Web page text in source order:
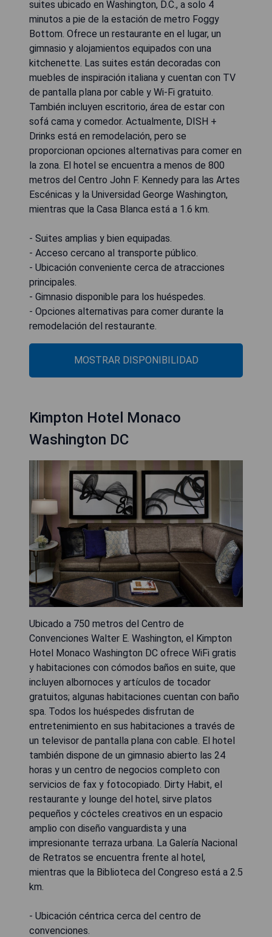
suites ubicado en Washington, D.C., a solo 4
minutos a pie de la estación de metro Foggy
Bottom. Ofrece un restaurante en el lugar, un
gimnasio y alojamientos equipados con una
kitchenette. Las suites están decoradas con
muebles de inspiración italiana y cuentan con TV
de pantalla plana por cable y Wi-Fi gratuito.
También incluyen escritorio, área de estar con
sofá cama y comedor. Actualmente, DISH +
Drinks está en remodelación, pero se
proporcionan opciones alternativas para comer en
la zona. El hotel se encuentra a menos de 800
metros del Centro John F. Kennedy para las Artes
Escénicas y la Universidad George Washington,
mientras que la Casa Blanca está a 1.6 km.
- Suites amplias y bien equipadas.
- Acceso cercano al transporte público.
- Ubicación conveniente cerca de atracciones
principales.
- Gimnasio disponible para los huéspedes.
- Opciones alternativas para comer durante la
remodelación del restaurante.
MOSTRAR DISPONIBILIDAD
Kimpton Hotel Monaco
Washington DC
Ubicado a 750 metros del Centro de
Convenciones Walter E. Washington, el Kimpton
Hotel Monaco Washington DC ofrece WiFi gratis
y habitaciones con cómodos baños en suite, que
incluyen albornoces y artículos de tocador
gratuitos; algunas habitaciones cuentan con baño
spa. Todos los huéspedes disfrutan de
entretenimiento en sus habitaciones a través de
un televisor de pantalla plana con cable. El hotel
también dispone de un gimnasio abierto las 24
horas y un centro de negocios completo con
servicios de fax y fotocopiado. Dirty Habit, el
restaurante y lounge del hotel, sirve platos
pequeños y cócteles creativos en un espacio
amplio con diseño vanguardista y una
impresionante terraza urbana. La Galería Nacional
de Retratos se encuentra frente al hotel,
mientras que la Biblioteca del Congreso está a 2.5
km.
- Ubicación céntrica cerca del centro de
convenciones.